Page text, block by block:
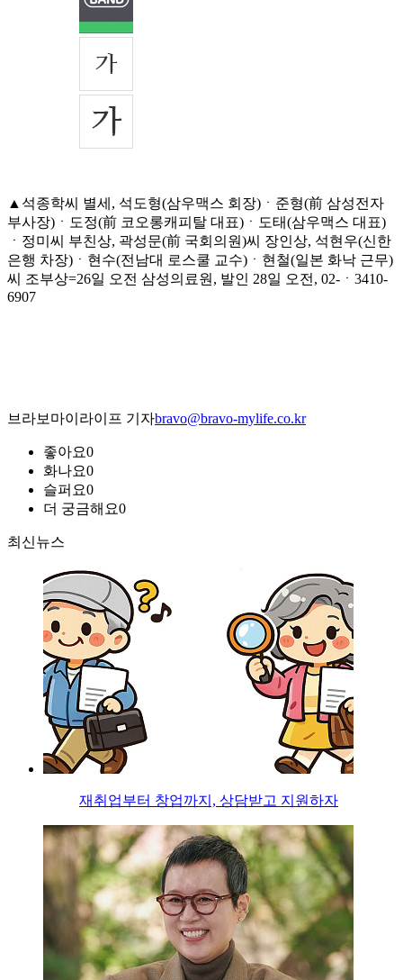
▲석종학씨 별세, 석도형(삼우맥스 회장)ㆍ준형(前 삼성전자
부사장)ㆍ도정(前 코오롱캐피탈 대표)ㆍ도태(삼우맥스 대표)
ㆍ정미씨 부친상, 곽성문(前 국회의원)씨 장인상, 석현우(신한
은행 차장)ㆍ현수(전남대 로스쿨 교수)ㆍ현철(일본 화낙 근무)
씨 조부상=26일 오전 삼성의료원, 발인 28일 오전, 02-ㆍ3410-
6907
브라보마이라이프 기자bravo@bravo-mylife.co.kr
좋아요0
화나요0
슬퍼요0
더 궁금해요0
최신뉴스
재취업부터 창업까지, 상담받고 지원하자